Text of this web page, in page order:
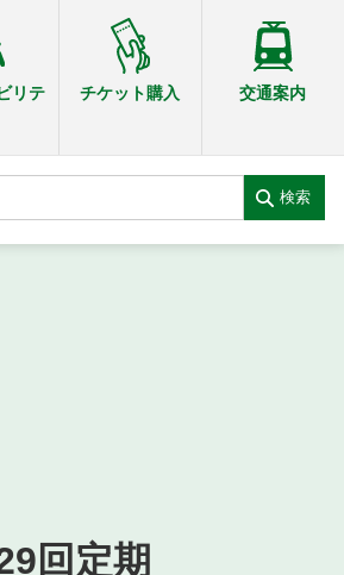
リテ
チケット購入 交通案内
検索
回定期